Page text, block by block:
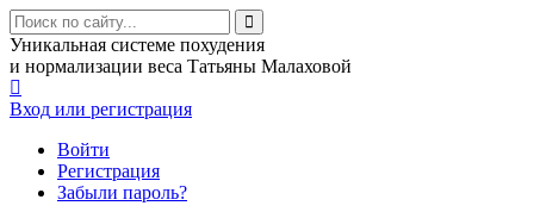
Уникальная системе похудения
и нормализации веса Татьяны Малаховой
Вход или регистрация
Войти
Регистрация
Забыли пароль?